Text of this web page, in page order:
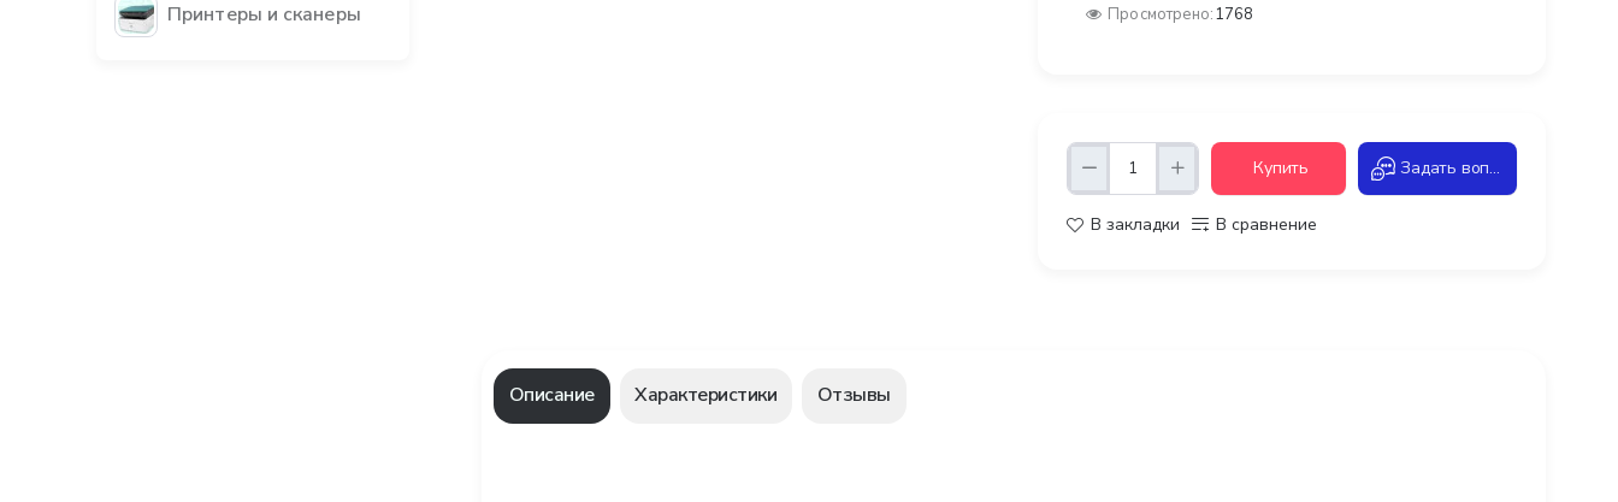
Принтеры и сканеры Просмотрено:1768
Купить Задать вопрос
В закладки В сравнение
Описание Характеристики Отзывы